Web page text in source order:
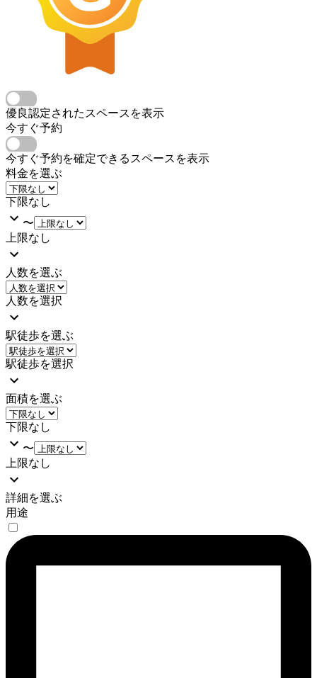
優良認定されたスペースを表示
今すぐ予約
今すぐ予約を確定できるスペースを表示
料金を選ぶ
下限なし
〜
上限なし
人数を選ぶ
人数を選択
駅徒歩を選ぶ
駅徒歩を選択
面積を選ぶ
下限なし
〜
上限なし
詳細を選ぶ
用途